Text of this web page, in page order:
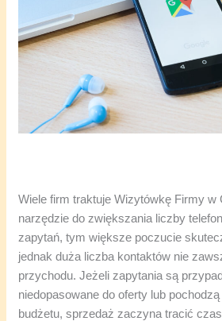
Wiele firm traktuje Wizytówkę Firmy w
narzędzie do zwiększania liczby
zapytań, tym większe poczucie
jednak duża liczba kontaktów nie
przychodu. Jeżeli zapytania są
niedopasowane do oferty lub
budżetu, sprzedaż zaczyna tracić